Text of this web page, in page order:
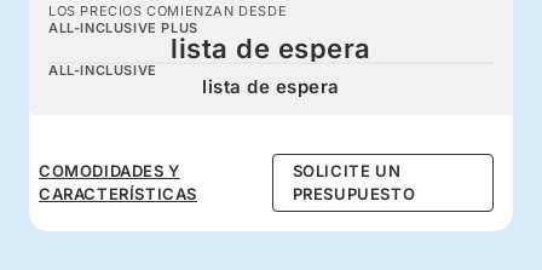
LOS PRECIOS COMIENZAN DESDE
ALL-INCLUSIVE PLUS
lista de espera
ALL-INCLUSIVE
lista de espera
COMODIDADES Y
CARACTERÍSTICAS
SOLICITE UN
PRESUPUESTO